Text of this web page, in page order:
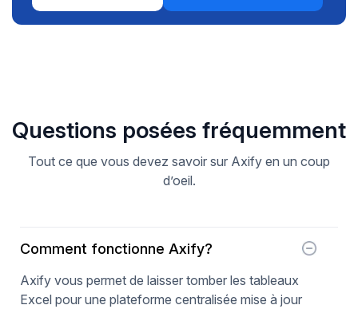
Questions posées fréquemment
Tout ce que vous devez savoir sur Axify en un coup
d’oeil.
Comment fonctionne Axify?
Axify vous permet de laisser tomber les tableaux
Excel pour une plateforme centralisée mise à jour